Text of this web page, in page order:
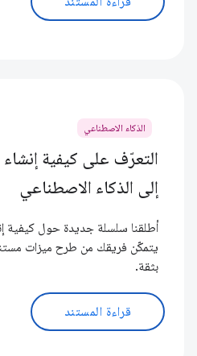
الذكاء الاصطناعي
التعرّف على كيفية
إلى الذكاء الاصطناعي
أطلقنا سلسلة جديدة حول كيفية
يتمكّن فريقك من طرح ميزات
بثقة.
قراءة المستند